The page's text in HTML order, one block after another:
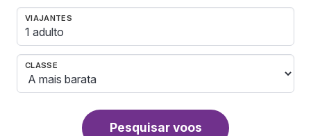
VIAJANTES
1 adulto
CLASSE
Pesquisar voos